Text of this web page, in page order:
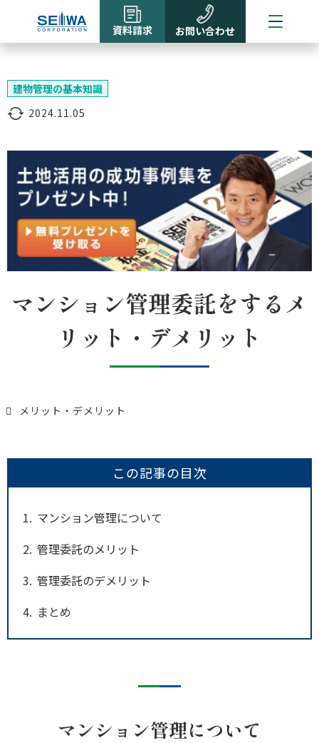
資料請求 お問い合わせ
2024.11.05
建物管理の基本知識
マンション管理委託をするメ
リット・デメリット
メリット・デメリット
この記事の目次
1 マンション管理について
2 管理委託のメリット
3 管理委託のデメリット
4 まとめ
マンション管理について